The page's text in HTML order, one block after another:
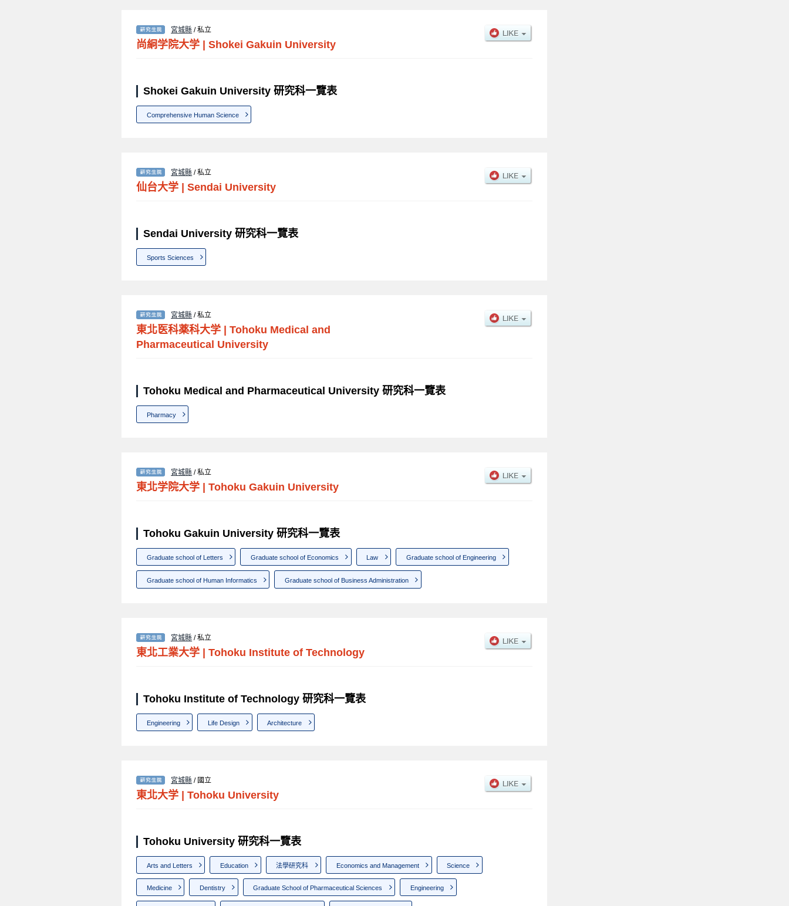
宮城縣 / 私立
尚絅学院大学 | Shokei Gakuin University
Shokei Gakuin University 研究科一覽表
Comprehensive Human Science
宮城縣 / 私立
仙台大学 | Sendai University
Sendai University 研究科一覽表
Sports Sciences
宮城縣 / 私立
東北医科薬科大学
Tohoku Medical and
Pharmaceutical University
Tohoku Medical and Pharmaceutical University 研究科一覽表
Pharmacy
宮城縣 / 私立
東北学院大学 Tohoku Gakuin University
Tohoku Gakuin University 研究科一覽表
Graduate school of Letters Graduate school of Economics Law Graduate school of Engineering
Graduate school of Human Informatics Graduate school of Business Administration
宮城縣 / 私立
東北工業大学 | Tohoku Institute of Technology
Tohoku Institute of Technology 研究科一覽表
Engineering Life Design Architecture
宮城縣 / 國立
東北大学 | Tohoku University
Tohoku University 研究科一覽表
Arts and Letters Education 法學研究科 Economics and Management Science
Medicine Dentistry Graduate School of Pharmaceutical Sciences Engineering